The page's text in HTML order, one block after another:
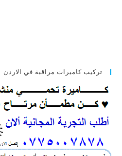
تركيب كاميرات مراقبة في الاردن